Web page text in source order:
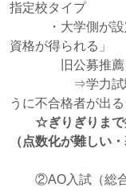
指定校タイプ
・大学側が設定
資格が得られる」
旧公募推薦
⇒学力試験や面
うに不合格者が出る
☆ぎりぎりまで
（点数化が難しい
②AO入試（総合